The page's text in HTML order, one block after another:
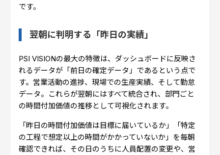
です。
翌朝に判明する「昨日の実績」
PSI VISIONの最大の特徴は、ダッシュボードに反映さ
れるデータが「前日の確定データ」であるという点で
す。営業活動の進捗、現場での生産実績、そして勤怠
データ。これらが翌朝にはすべて統合され、部門ごと
の時間付加価値の推移として可視化されます。
「昨日の時間付加価値は目標に届いているか」「特定
の工程で想定以上の時間がかかっていないか」を毎朝
確認できれば、その日のうちに人員配置の変更や、営